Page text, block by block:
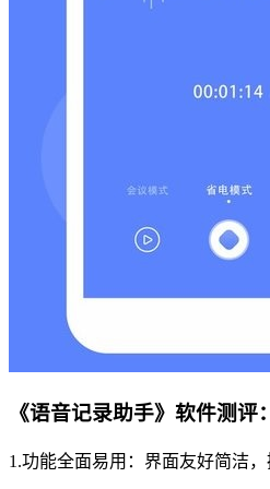
《语音记录助手》软件测评：
1.功能全面易用：界面友好简洁